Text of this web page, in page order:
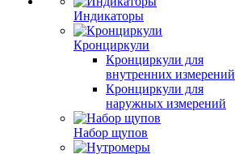
Индикаторы
Кронциркули
Кронциркули для
внутренних измерений
Кронциркули для
наружных измерений
Набор щупов